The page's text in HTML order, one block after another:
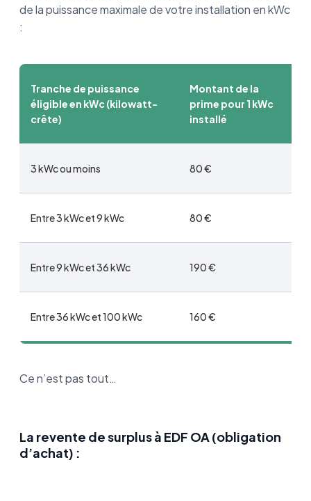
de la puissance maximale de votre installation en kWc
:
Tranche de puissance
éligible en kWc (kilowatt-
crête)
Montant de la
prime pour 1 kWc
installé
3 kWc ou moins 80 €
Entre 3 kWc et 9 kWc 80 €
Entre 9 kWc et 36 kWc 190 €
Entre 36 kWc et 100 kWc 160 €
Ce n’est pas tout…
La revente de surplus à EDF OA (obligation
d’achat) :